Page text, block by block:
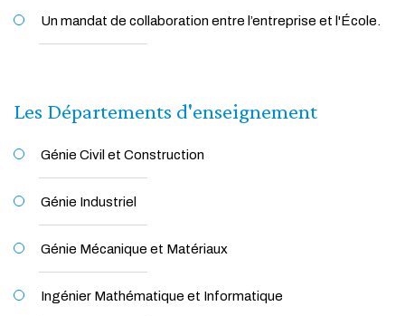
Un mandat de collaboration entre l’entreprise et l'École.
Les Départements d'enseignement
Génie Civil et Construction
Génie Industriel
Génie Mécanique et Matériaux
Ingénier Mathématique et Informatique